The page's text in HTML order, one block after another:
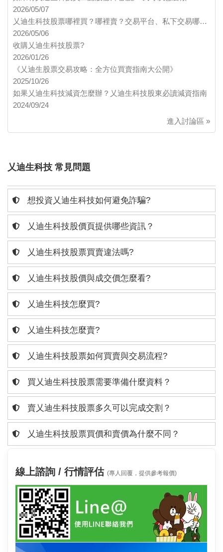
2026/05/07
乂迪生科技股票哪裡買？哪裡賣？交易平台、私下交易哪…
2026/05/06
收購乂迪生科技股票?
2026/01/26
《乂迪生股票交易攻略：全方位買賣指南大公開》
2025/10/26
如果乂迪生科技減資怎麼辦？乂迪生科技股東必讀減資指南
2024/09/24
進入討論區 »
乂迪生科技 常見問題
想投資乂迪生科技如何避免詐騙?
乂迪生科技股價頁提供哪些資訊？
乂迪生科技股票買賣違法嗎?
乂迪生科技股價與成交價怎麼看?
乂迪生科技怎麼買?
乂迪生科技怎麼賣?
乂迪生科技股票如何買賣與交易流程?
買乂迪生科技股票需要準備什麼資料？
賣乂迪生科技股票多久可以完成交割？
乂迪生科技股票買價和賣價為什麼不同？
線上諮詢 / 行情評估 (專人回覆，提供參考報價)